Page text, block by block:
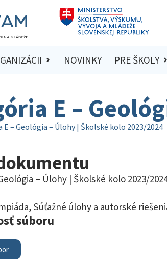
NOVINKY PRE ŠKOLY
E –
E – Geológia – Úlohy | Školské kolo 2023/2024
– Úlohy | Školské kolo 2023/
, Súťažné úlohy a autorské
súboru